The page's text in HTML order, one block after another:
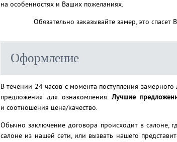
на особенностях и Ваших пожеланиях.
Обязательно заказывайте замер, это
Оформление
В течении 24 часов с момента поступления
предложения для ознакомления.Лучшие
и соотношения цена/качество.
Обычно заключение договора происходит в
салоне из нашей сети, или вызвать нашего